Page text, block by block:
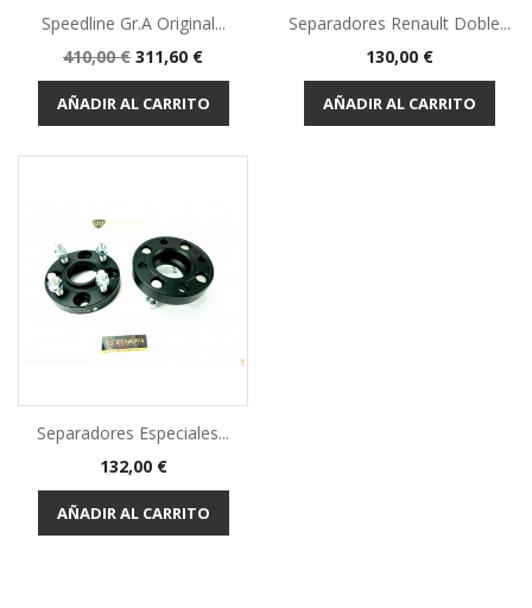
Speedline Gr.A Original...
Precio
base
410,00 € Precio
311,60 €
AÑADIR AL CARRITO
Separadores Renault Doble...
Precio
130,00 €
AÑADIR AL CARRITO
Separadores Especiales...
Precio
132,00 €
AÑADIR AL CARRITO